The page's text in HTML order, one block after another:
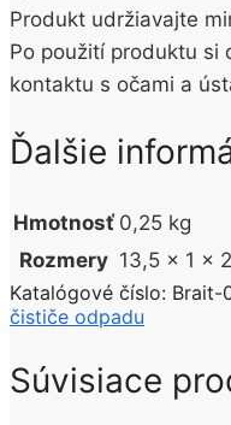
Produkt udržiavajte
Po použití produktu si
kontaktu s očami a
Ďalšie
Hmotnosť 0,25 kg
Rozmery 13,5 × 1 ×
Katalógové číslo: Brait-
čističe odpadu
Súvisiace